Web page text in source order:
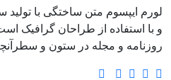
لورم ایپسوم متن ساختگی با
و با استفاده از طراحان گرافیک
روزنامه و مجله در ستون و